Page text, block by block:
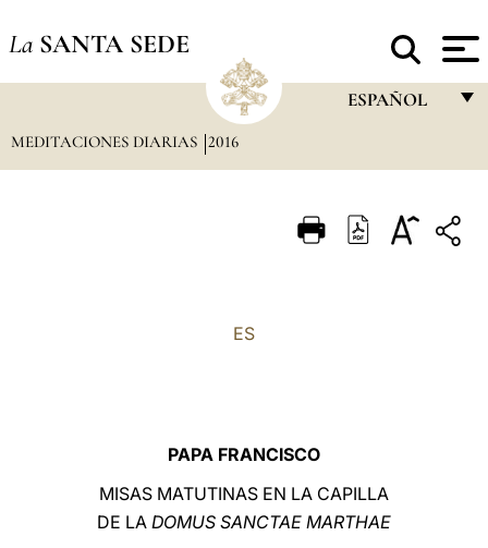
La SANTA SEDE
ESPAÑOL
ITALIANO
中文
LATINE
MEDITACIONES DIARIAS 2016
ES
PAPA FRANCISCO
MISAS MATUTINAS EN LA CAPILLA
DE LA DOMUS SANCTAE MARTHAE